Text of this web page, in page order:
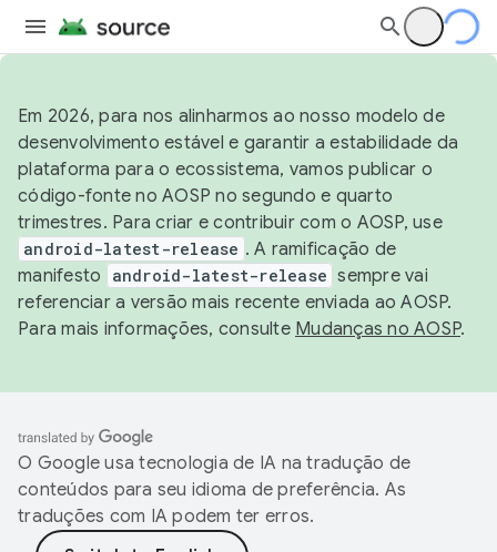
Em 2026, para nos alinharmos ao nosso modelo de
desenvolvimento estável e garantir a estabilidade da
plataforma para o ecossistema, vamos publicar o
código-fonte no AOSP no segundo e quarto
trimestres. Para criar e contribuir com o AOSP, use
android-latest-release . A ramificação de
manifesto
android-latest-release sempre vai
referenciar a versão mais recente enviada ao AOSP.
Para mais informações, consulte Mudanças no AOSP.
O Google usa tecnologia de IA na tradução de
conteúdos para seu idioma de preferência. As
traduções com IA podem ter erros.